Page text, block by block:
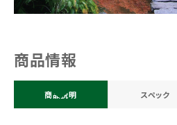
商品情報
商品説明 スペック